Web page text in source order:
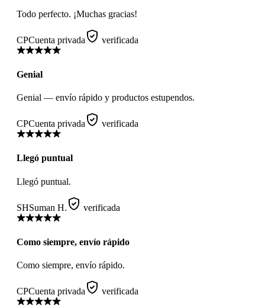
Todo perfecto. ¡Muchas gracias!
CPCuenta privada verificada
Genial
Genial — envío rápido y productos estupendos.
CPCuenta privada verificada
Llegó puntual
Llegó puntual.
SHSuman H. verificada
Como siempre, envío rápido
Como siempre, envío rápido.
CPCuenta privada verificada